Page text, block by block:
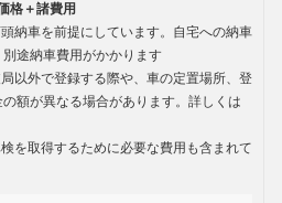
格＋諸費用
納車を前提にしています。自宅への納車
途納車費用がかかります
以外で登録する際や、車の定置場所、登
額が異なる場合があります。詳しくは
を取得するために必要な費用も含まれて